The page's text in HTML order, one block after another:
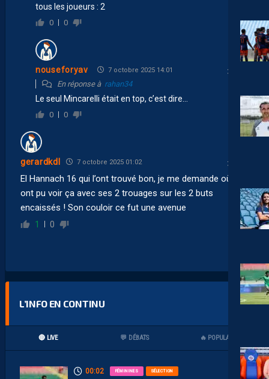
tous les joueurs : 2
0 0
nouseforyav 7 octobre 2025 14:01
En réponse à rahan34
Le seul Mincarelli était en top, c’est dire…
0 0
gerardkdl 7 octobre 2025 01:02
El Hannach 16 qui l’ont trouvé bon, je me demande où ils
ont pu voir ça avec ses 2 trouages sur les 2 buts
encaissés ! Son couloir ce fut une avenue
1 0
L’INFO EN CONTINU
🔴 LIVE 💬 DÉBATS 🔥 POPULAIRES
00:02 FÉMININES SÉLECTION